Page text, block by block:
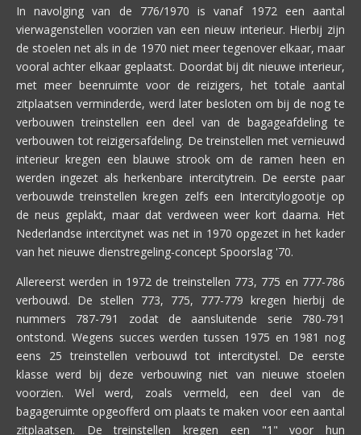
In navolging van de 776/1970 is vanaf 1972 een aantal
vierwagenstellen voorzien van een nieuw interieur. Hierbij zijn
de stoelen net als in de 1970 niet meer tegenover elkaar, maar
vooral achter elkaar geplaatst. Doordat bij dit nieuwe interieur,
met meer beenruimte voor de reizigers, het totale aantal
zitplaatsen verminderde, werd later besloten om bij de nog te
verbouwen treinstellen een deel van de bagageafdeling te
verbouwen tot reizigersafdeling. De treinstellen met vernieuwd
interieur kregen een blauwe strook om de ramen heen en
werden ingezet als herkenbare intercitytrein. De eerste paar
verbouwde treinstellen kregen zelfs een Intercitylogootje op
de neus geplakt, maar dat verdween weer kort daarna. Het
Nederlandse intercitynet was net in 1970 opgezet in het kader
van het nieuwe dienstregeling-concept Spoorslag '70.
Allereerst werden in 1972 de treinstellen 773, 775 en 777-786
verbouwd. De stellen 773, 775, 777-779 kregen hierbij de
nummers 787-791 zodat de aansluitende serie 780-791
ontstond. Wegens succes werden tussen 1975 en 1981 nog
eens 25 treinstellen verbouwd tot intercitystel. De eerste
klasse werd bij deze verbouwing niet van nieuwe stoelen
voorzien. Wel werd, zoals vermeld, een deel van de
bagageruimte opgeofferd om plaats te maken voor een aantal
zitplaatsen. De treinstellen kregen een "1" voor hun